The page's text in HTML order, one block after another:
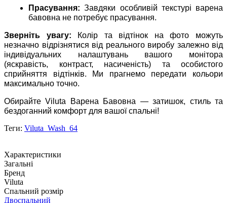
Прасування: Завдяки особливій текстурі варена
бавовна не потребує прасування.
Зверніть увагу: Колір та відтінок на фото можуть
незначно відрізнятися від реального виробу залежно від
індивідуальних налаштувань вашого монітора
(яскравість, контраст, насиченість) та особистого
сприйняття відтінків. Ми прагнемо передати кольори
максимально точно.
Обирайте Viluta Варена Бавовна — затишок, стиль та
бездоганний комфорт для вашої спальні!
Теги: Viluta_Wash_64
Характеристики
Загальні
Бренд
Viluta
Спальний розмір
Двоспальний